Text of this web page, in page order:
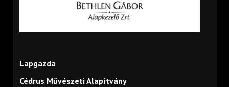
Lapgazda
Cédrus Művészeti Alapítvány